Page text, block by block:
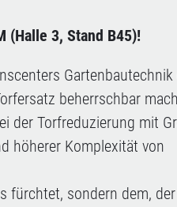
(Halle 3, Stand B45)!
Gartenbautechnik
beherrschbar
der Torfreduzierung mit
höherer Komplexität von
fürchtet, sondern dem,